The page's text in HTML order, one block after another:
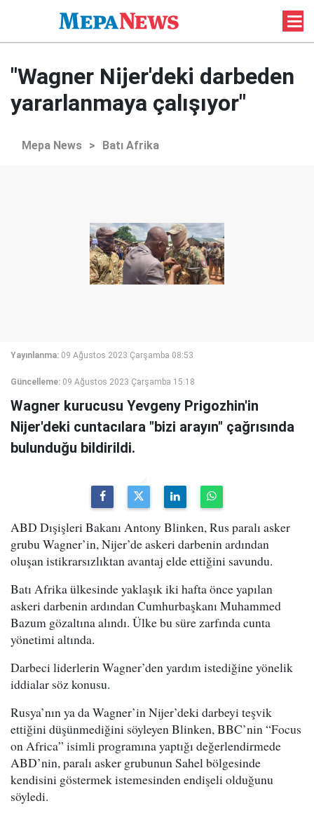
"Wagner Nijer'deki darbeden
yararlanmaya çalışıyor"
Mepa News > Batı Afrika
Yayınlanma: 09 Ağustos 2023 Çarşamba 08:53
Güncelleme: 09 Ağustos 2023 Çarşamba 15:18
Wagner kurucusu Yevgeny Prigozhin'in
Nijer'deki cuntacılara "bizi arayın" çağrısında
bulunduğu bildirildi.
ABD Dışişleri Bakanı Antony Blinken, Rus paralı asker
grubu Wagner’in, Nijer’de askeri darbenin ardından
oluşan istikrarsızlıktan avantaj elde ettiğini savundu.
Batı Afrika ülkesinde yaklaşık iki hafta önce yapılan
askeri darbenin ardından Cumhurbaşkanı Muhammed
Bazum gözaltına alındı. Ülke bu süre zarfında cunta
yönetimi altında.
Darbeci liderlerin Wagner’den yardım istediğine yönelik
iddialar söz konusu.
Rusya’nın ya da Wagner’in Nijer’deki darbeyi teşvik
ettiğini düşünmediğini söyleyen Blinken, BBC’nin “Focus
on Africa” isimli programına yaptığı değerlendirmede
ABD’nin, paralı asker grubunun Sahel bölgesinde
kendisini göstermek istemesinden endişeli olduğunu
söyledi.